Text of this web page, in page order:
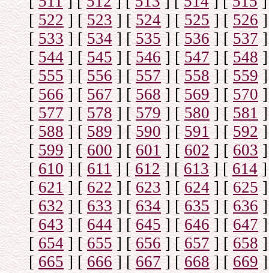
[522] [523] [524] [525] [526]
[533] [534] [535] [536] [537]
[544] [545] [546] [547] [548]
[555] [556] [557] [558] [559]
[566] [567] [568] [569] [570]
[577] [578] [579] [580] [581]
[588] [589] [590] [591] [592]
[599] [600] [601] [602] [603]
[ 610] [611] [612] [613] [614]
[621] [622] [623] [624] [625]
[632] [633] [634] [635] [ 636]
[643] [644] [645] [646] [647]
[654] [655] [656] [657] [658]
[665] [666] [667] [668] [669]